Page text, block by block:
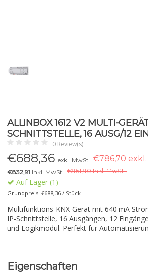
ALLINBOX 1612 V2 MULTI-
SCHNITTSTELLE, 16 AUSG/12
0 Review(s)
€688,36 exkl. MwSt. €786,70 exkl.
€832,91 Inkl. MwSt. €951,90 Inkl. MwSt..
Auf Lager (1)
Grundpreis: €688,36 / Stück
Multifunktions-KNX-Gerät mit 640 mA
IP-Schnittstelle, 16 Ausgängen, 12
und Logikmodul. Perfekt für
Eigenschaften